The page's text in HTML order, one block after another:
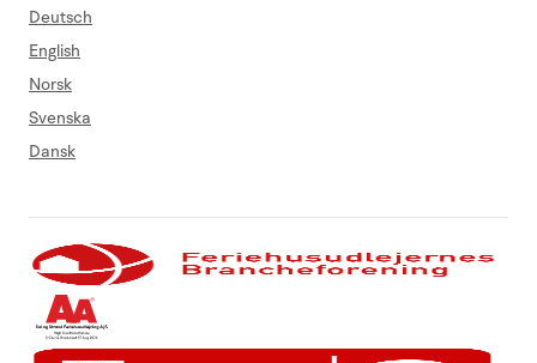
Deutsch
English
Norsk
Svenska
Dansk